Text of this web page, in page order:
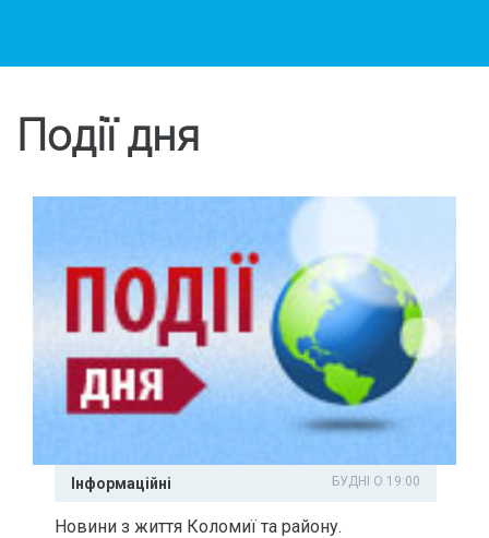
Події дня
Інформаційні БУДНІ О 19:00
Новини з життя Коломиї та району.